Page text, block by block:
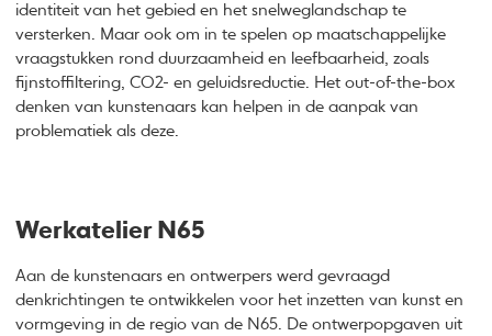
identiteit van het gebied en het snelweglandschap te
versterken. Maar ook om in te spelen op maatschappelijke
vraagstukken rond duurzaamheid en leefbaarheid, zoals
fijnstoffiltering, CO2- en geluidsreductie. Het out-of-the-box
denken van kunstenaars kan helpen in de aanpak van
problematiek als deze.
Werkatelier N65
Aan de kunstenaars en ontwerpers werd gevraagd
denkrichtingen te ontwikkelen voor het inzetten van kunst en
vormgeving in de regio van de N65. De ontwerpopgaven uit